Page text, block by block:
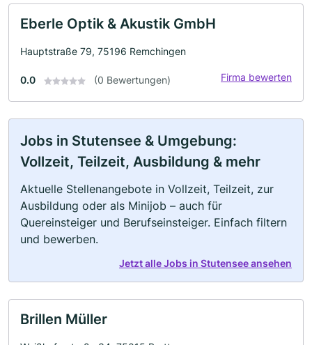
Eberle Optik & Akustik GmbH
Hauptstraße 79, 75196 Remchingen
0.0 (0 Bewertungen) Firma bewerten
Jobs in Stutensee & Umgebung:
Vollzeit, Teilzeit, Ausbildung & mehr
Aktuelle Stellenangebote in Vollzeit, Teilzeit, zur
Ausbildung oder als Minijob – auch für
Quereinsteiger und Berufseinsteiger. Einfach filtern
und bewerben.
Jetzt alle Jobs in Stutensee ansehen
Brillen Müller